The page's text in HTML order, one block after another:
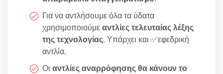
Για να αντλήσουμε όλα τα ύδατα
χρησιμοποιούμεαντλίες τελευταίας λέξης
της τεχνολογίας. Υπάρχει και ✅εφεδρική
αντλία.
Οι αντλίες αναρρόφησης θα κάνουν το